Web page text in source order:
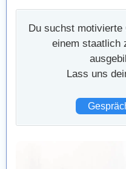
Du suchst motivierte
einem staatlich
Lass uns